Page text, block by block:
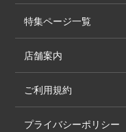
特集ページ一覧
店舗案内
ご利用規約
プライバシーポリシー